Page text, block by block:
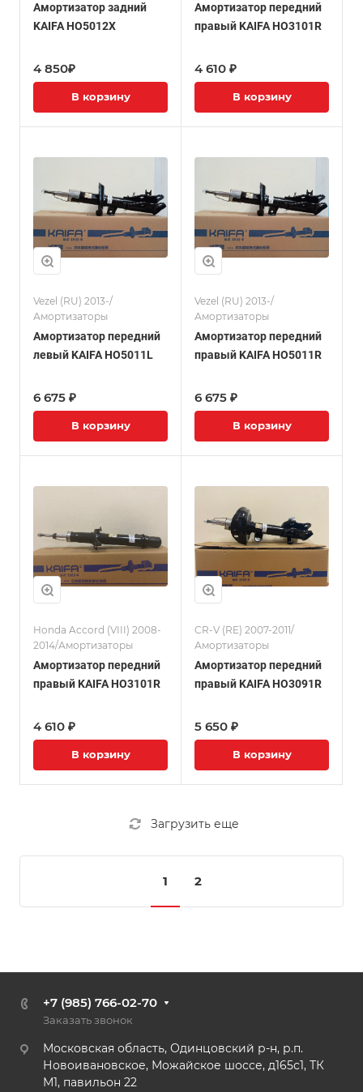
Амортизатор задний
KAIFA HO5012X
4 850₽
В корзину
Амортизатор передний
правый KAIFA HO3101R
4 610 ₽
В корзину
Vezel (RU) 2013-/
Амортизаторы
Амортизатор передний
левый KAIFA HO5011L
6 675 ₽
В корзину
Vezel (RU) 2013-/
Амортизаторы
Амортизатор передний
правый KAIFA HO5011R
6 675 ₽
В корзину
Honda Accord (VIII) 2008-
2014/Амортизаторы
Амортизатор передний
правый KAIFA HO3101R
4 610 ₽
В корзину
CR-V (RE) 2007-2011/
Амортизаторы
Амортизатор передний
правый KAIFA HO3091R
5 650 ₽
В корзину
Загрузить еще
1 2
+7 (985) 766-02-70
Заказать звонок
Московская область, Одинцовский р-н, р.п.
Новоивановское, Можайское шоссе, д165с1, ТК
М1, павильон 22